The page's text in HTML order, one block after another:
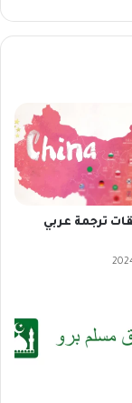
ترجمة عربي